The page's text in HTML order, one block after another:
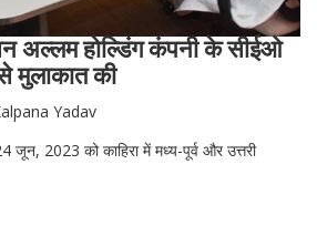
अल्लम होल्डिंग कंपनी के सीईओ
मुलाकात की
Yadav
जून, 2023 को काहिरा में मध्य-पूर्व और उत्तरी